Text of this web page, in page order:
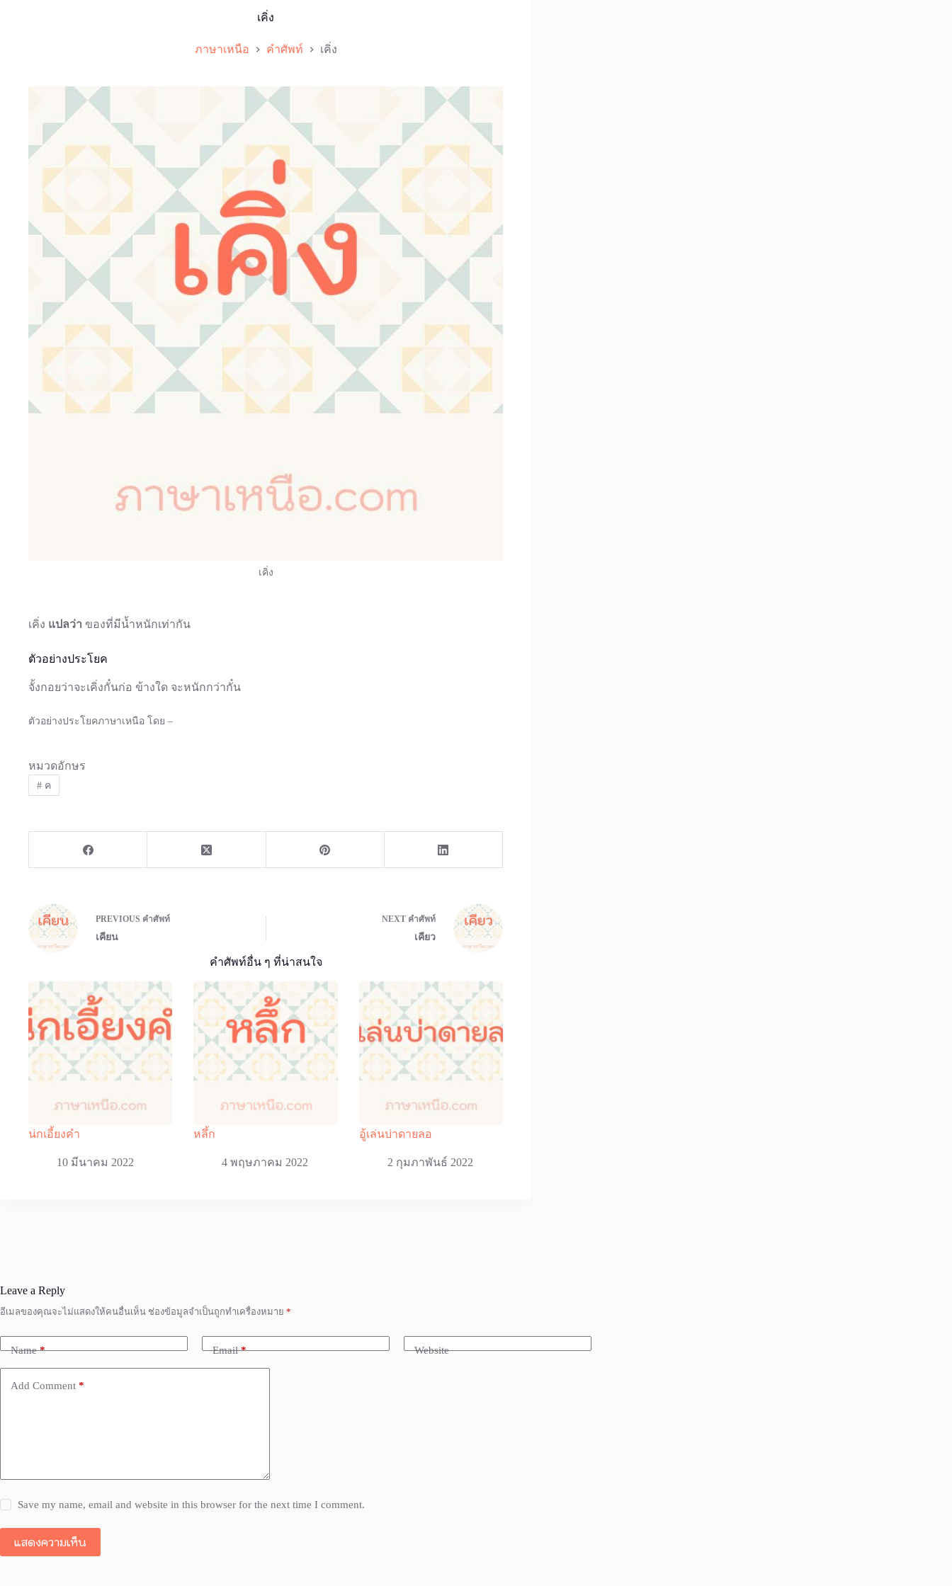
เคิ่ง
ภาษาเหนือ คำศัพท์ เคิ่ง
เคิ่ง
เคิ่ง แปลว่า ของที่มีน้ำหนักเท่ากัน
ตัวอย่างประโยค
จั้งกอยว่าจะเคิ่งกั๋นก่อ ข้างใด จะหนักกว่ากั๋น
ตัวอย่างประโยคภาษาเหนือ โดย –
หมวดอักษร
#ค
PREVIOUS คำศัพท์
เคียน
NEXT คำศัพท์
เคียว
คำศัพท์อื่น ๆ ที่น่าสนใจ
น่กเอี้ยงคำ
10 มีนาคม 2022
หลึ้ก
4 พฤษภาคม 2022
อู้เล่นบ่าดายลอ
2 กุมภาพันธ์ 2022
Leave a Reply
อีเมลของคุณจะไม่แสดงให้คนอื่นเห็น ช่องข้อมูลจำเป็นถูกทำเครื่องหมาย *
Name* Email* Website
Add Comment *
Save my name, email and website in this browser for the next time I comment.
แสดงความเห็น